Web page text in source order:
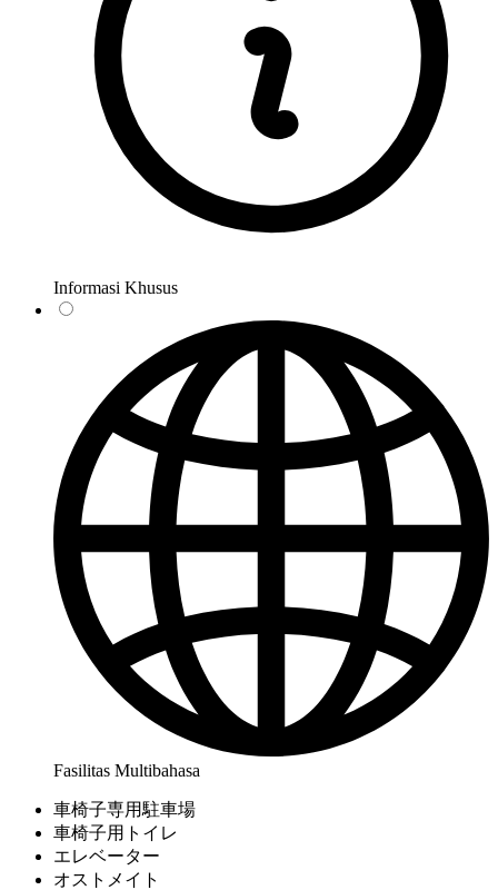
Informasi Khusus
Fasilitas Multibahasa
車椅子専用駐車場
車椅子用トイレ
エレベーター
オストメイト